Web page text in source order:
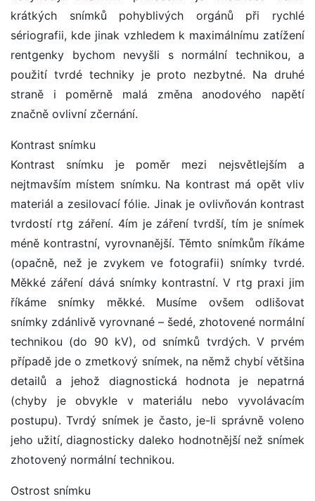
krátkých snímků pohyblivých orgánů při rychlé
sériografii, kde jinak vzhledem k maximálnímu zatížení
rentgenky bychom nevyšli s normální technikou, a
použití tvrdé techniky je proto nezbytné. Na druhé
straně i poměrně malá změna anodového napětí
značně ovlivní zčernání.
Kontrast snímku
Kontrast snímku je poměr mezi nejsvětlejším a
nejtmavším místem snímku. Na kontrast má opět vliv
materiál a zesilovací fólie. Jinak je ovlivňován kontrast
tvrdostí rtg záření. 4ím je záření tvrdší, tím je snímek
méně kontrastní, vyrovnanější. Těmto snímkům říkáme
(opačně, než je zvykem ve fotografii) snímky tvrdé.
Měkké záření dává snímky kontrastní. V rtg praxi jim
říkáme snímky měkké. Musíme ovšem odlišovat
snímky zdánlivě vyrovnané – šedé, zhotovené normální
technikou (do 90 kV), od snímků tvrdých. V prvém
případě jde o zmetkový snímek, na němž chybí většina
detailů a jehož diagnostická hodnota je nepatrná
(chyby je obvykle v materiálu nebo vyvolávacím
postupu). Tvrdý snímek je často, je-li správně voleno
jeho užití, diagnosticky daleko hodnotnější než snímek
zhotovený normální technikou.
Ostrost snímku